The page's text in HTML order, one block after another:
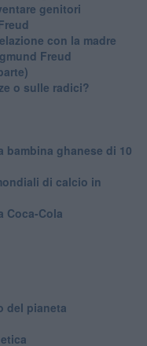
genitori
con la madre
Freud
o sulle radici?
bambina ghanese di 10
di calcio in
Coca-Cola
del pianeta